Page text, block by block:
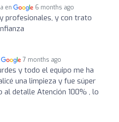
en 6 months ago
profesionales, y con trato
7 months ago
y todo el equipo me ha
una limpieza y fue súper
al detalle Atención 100% , lo